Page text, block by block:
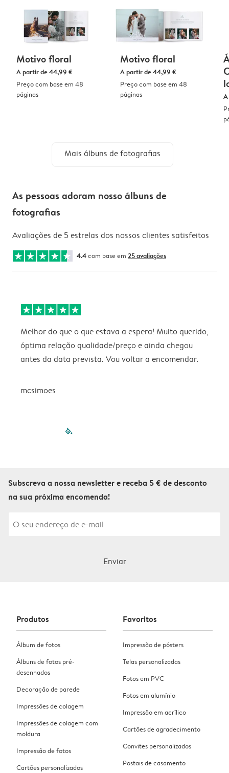
Motivo floral
A partir de44,99 €
Preço com base em 48
páginas
Motivo floral
A partir de44,99 €
Preço com base em 48
páginas
Mais álbuns de fotografias
As pessoas adoram nosso álbuns de
fotografias
Avaliações de 5 estrelas dos nossos clientes satisfeitos
4.4com base em 25 avaliações
Melhor do que o que estava a espera! Muito querido,
óptima relação qualidade/preço e ainda chegou
antes da data prevista. Vou voltar a encomendar.
mcsimoes
filled-pagination
Subscreva a nossa newsletter e receba 5 € de desconto
na sua próxima encomenda!
Enviar
Produtos
Álbum de fotos
Álbuns de fotos pré-
desenhados
Decoração de parede
Impressões de colagem
Impressões de colagem com
moldura
Impressão de fotos
Cartões personalizados
Favoritos
Impressão de pósters
Telas personalizadas
Fotos em PVC
Fotos em alumínio
Impressão em acrílico
Cartões de agradecimento
Convites personalizados
Postais de casamento